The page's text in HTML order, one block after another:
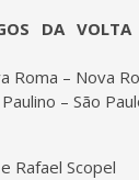
DA
Roma – Nova
– São
Rafael Scopel